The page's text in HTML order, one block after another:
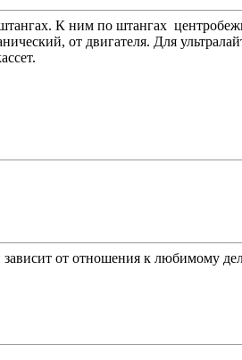
К ним по штангах
от двигателя. Для
от отношения к любимому